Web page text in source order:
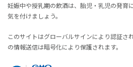
妊娠中や授乳期の飲酒は、胎児・乳児の発育
気を付けましょう。
このサイトはグローバルサインにより認証さ
の情報送信は暗号化により保護されます。